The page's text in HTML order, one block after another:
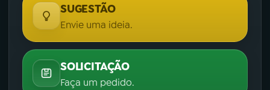
SUGESTÃO
Envie uma ideia.
SOLICITAÇÃO
Faça um pedido.